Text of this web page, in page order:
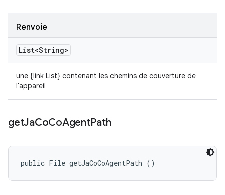
Renvoie
List<String>
une {link List} contenant les chemins de couverture de
l'appareil
getJaCoCoAgentPath
public File getJaCoCoAgentPath ()